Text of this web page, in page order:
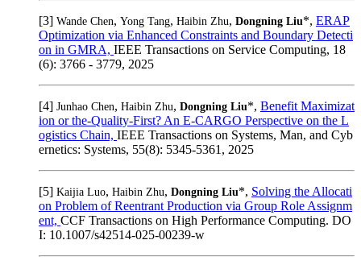
[3] Wande Chen, Yong Tang, Haibin Zhu, Dongning Liu*, ERAP
Optimization via Enhanced Constraints and Boundary Detecti
on in GMRA, IEEE Transactions on Service Computing, 18
(6): 3766 - 3779, 2025
[4] Junhao Chen, Haibin Zhu, Dongning Liu*, Benefit Maximizat
ion or the-Quality-First? An E-CARGO Perspective on the L
ogistics Chain, IEEE Transactions on Systems, Man, and Cyb
ernetics: Systems, 55(8): 5345-5361, 2025
[5] Kaijia Luo, Haibin Zhu, Dongning Liu*, Solving the Allocati
on Problem of Reentrant Production via Group Role Assignm
ent, CCF Transactions on High Performance Computing. DO
I: 10.1007/s42514-025-00239-w